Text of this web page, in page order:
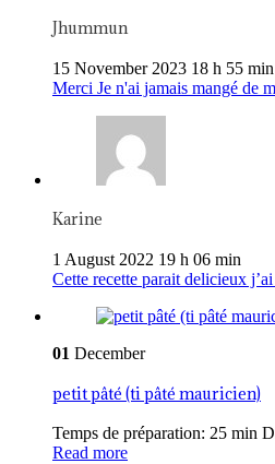
Jhummun
15 November 2023 18 h 55 min
Merci Je n'ai jamais mangé de
Karine
1 August 2022 19 h 06 min
Cette recette parait delicieux j’ai
01 December
petit pâté (ti pâté mauricien)
Temps de préparation: 25 min
Read more